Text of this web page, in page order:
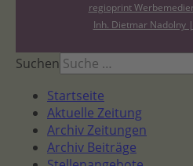
regioprint
Inh. Dietmar Nadolny
Suchen
Startseite
Aktuelle Zeitung
Archiv Zeitungen
Archiv Beiträge